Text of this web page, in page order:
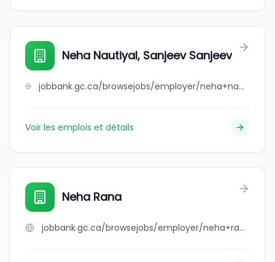
Neha Nautiyal, Sanjeev Sanjeev
jobbank.gc.ca/browsejobs/employer/neha+nautiyal%2C+sanjeev+sanjeev/ca
Voir les emplois et détails
Neha Rana
jobbank.gc.ca/browsejobs/employer/neha+rana/ca